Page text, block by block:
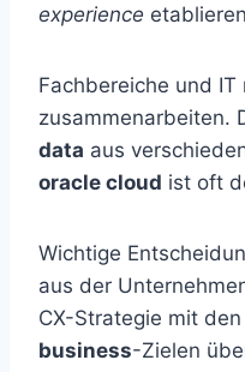
experience
Fachbereiche und IT
zusammenarbeiten.
data aus
oracle cloud ist oft
Wichtige
aus der
CX-Strategie mit
business-Zielen